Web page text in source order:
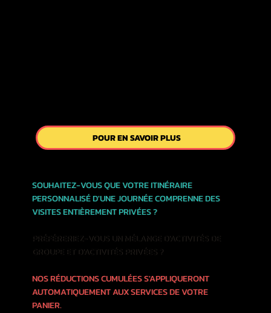
POUR EN SAVOIR PLUS
SOUHAITEZ-VOUS QUE VOTRE ITINÉRAIRE
PERSONNALISÉ D'UNE JOURNÉE COMPRENNE DES
VISITES ENTIÈREMENT PRIVÉES ?
PRÉFÉRERIEZ-VOUS UN MÉLANGE D'ACTIVITÉS DE
GROUPE ET D'ACTIVITÉS PRIVÉES ?
NOS RÉDUCTIONS CUMULÉES S'APPLIQUERONT
AUTOMATIQUEMENT AUX SERVICES DE VOTRE
PANIER.